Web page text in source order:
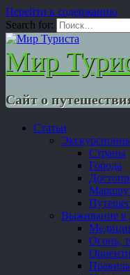
Перейти к содержанию
Search for:
Мир
Сайт о
Статьи
Страны
Города
Выживание в
Огонь,